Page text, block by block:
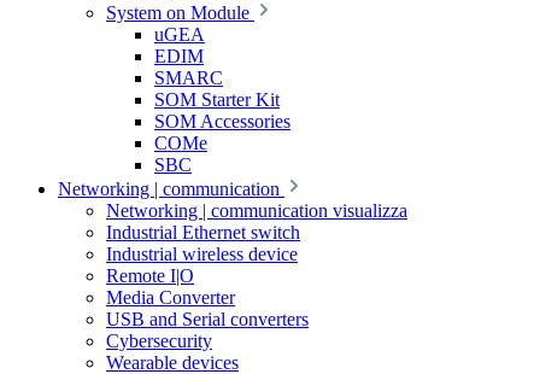
System on Module
uGEA
EDIM
SMARC
SOM Starter Kit
SOM Accessories
COMe
SBC
Networking | communication
Networking | communication visualizza
Industrial Ethernet switch
Industrial wireless device
Remote I|O
Media Converter
USB and Serial converters
Cybersecurity
Wearable devices